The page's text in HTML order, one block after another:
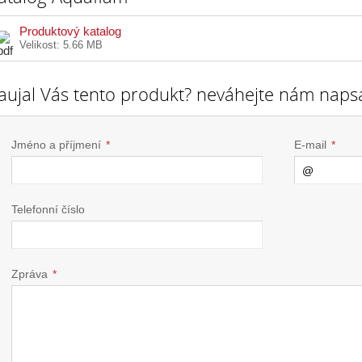
Produktový katalog
Velikost: 5.66 MB
Vás tento produkt? neváhejte nám
Jméno a příjmení * E-mail *
Telefonní číslo
Zpráva *